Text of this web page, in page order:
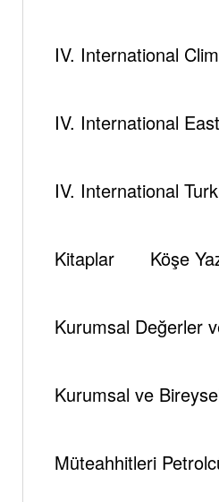
IV. International
IV. International
IV. International
Kitaplar Köşe
Kurumsal Değerler
Kurumsal ve
Müteahhitleri